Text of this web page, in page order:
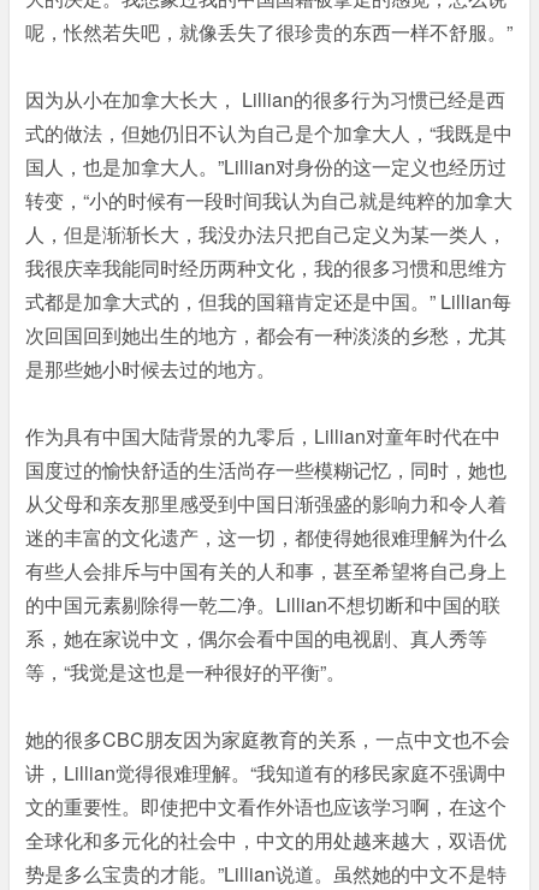
呢，怅然若失吧，就像丢失了很珍贵的东西一样不舒服。”
因为从小在加拿大长大， Lillian的很多行为习惯已经是西
式的做法，但她仍旧不认为自己是个加拿大人，“我既是中
国人，也是加拿大人。”Lillian对身份的这一定义也经历过
转变，“小的时候有一段时间我认为自己就是纯粹的加拿大
人，但是渐渐长大，我没办法只把自己定义为某一类人，
我很庆幸我能同时经历两种文化，我的很多习惯和思维方
式都是加拿大式的，但我的国籍肯定还是中国。” Lillian每
次回国回到她出生的地方，都会有一种淡淡的乡愁，尤其
是那些她小时候去过的地方。
作为具有中国大陆背景的九零后，Lillian对童年时代在中
国度过的愉快舒适的生活尚存一些模糊记忆，同时，她也
从父母和亲友那里感受到中国日渐强盛的影响力和令人着
迷的丰富的文化遗产，这一切，都使得她很难理解为什么
有些人会排斥与中国有关的人和事，甚至希望将自己身上
的中国元素剔除得一乾二净。Lillian不想切断和中国的联
系，她在家说中文，偶尔会看中国的电视剧、真人秀等
等，“我觉是这也是一种很好的平衡”。
她的很多CBC朋友因为家庭教育的关系，一点中文也不会
讲，Lillian觉得很难理解。“我知道有的移民家庭不强调中
文的重要性。即使把中文看作外语也应该学习啊，在这个
全球化和多元化的社会中，中文的用处越来越大，双语优
势是多么宝贵的才能。”Lillian说道。虽然她的中文不是特